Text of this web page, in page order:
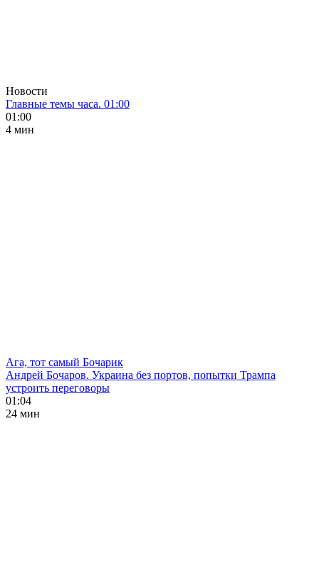
Новости
Главные темы часа. 01:00
01:00
4 мин
Ага, тот самый Бочарик
Андрей Бочаров. Украина без портов, попытки Трампа
устроить переговоры
01:04
24 мин